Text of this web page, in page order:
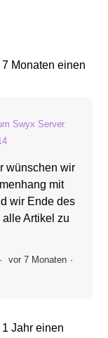
7 Monaten einen
Swyx Server
wünschen wir
mit
wir Ende des
Artikel zu
vor 7 Monaten
1 Jahr einen